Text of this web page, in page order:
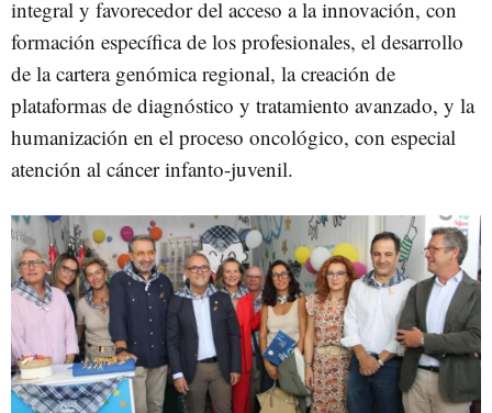
integral y favorecedor del acceso a la innovación, con
formación específica de los profesionales, el desarrollo
de la cartera genómica regional, la creación de
plataformas de diagnóstico y tratamiento avanzado, y la
humanización en el proceso oncológico, con especial
atención al cáncer infanto-juvenil.